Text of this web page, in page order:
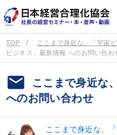
TOP ここまで身近な、「宇宙
ビジネス」最新情報 へのお問い合わ
email
ここまで身近な
へのお問い合わせ
ここまで身近な、